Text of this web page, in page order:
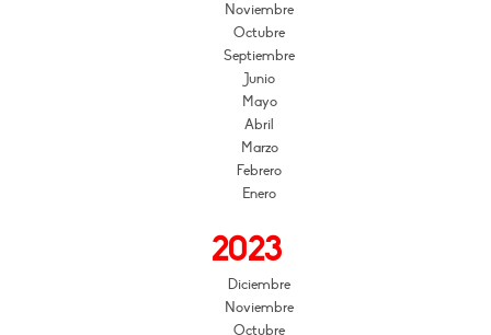
Noviembre
Octubre
Septiembre
Junio
Mayo
Abril
Marzo
Febrero
Enero
2023
Diciembre
Noviembre
Octubre